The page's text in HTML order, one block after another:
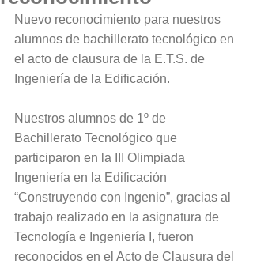
Nuevo reconocimiento para nuestros
alumnos de bachillerato tecnológico en
el acto de clausura de la E.T.S. de
Ingeniería de la Edificación.
Nuestros alumnos de 1º de
Bachillerato Tecnológico que
participaron en la III Olimpiada
Ingeniería en la Edificación
“Construyendo con Ingenio”, gracias al
trabajo realizado en la asignatura de
Tecnología e Ingeniería I, fueron
reconocidos en el Acto de Clausura del